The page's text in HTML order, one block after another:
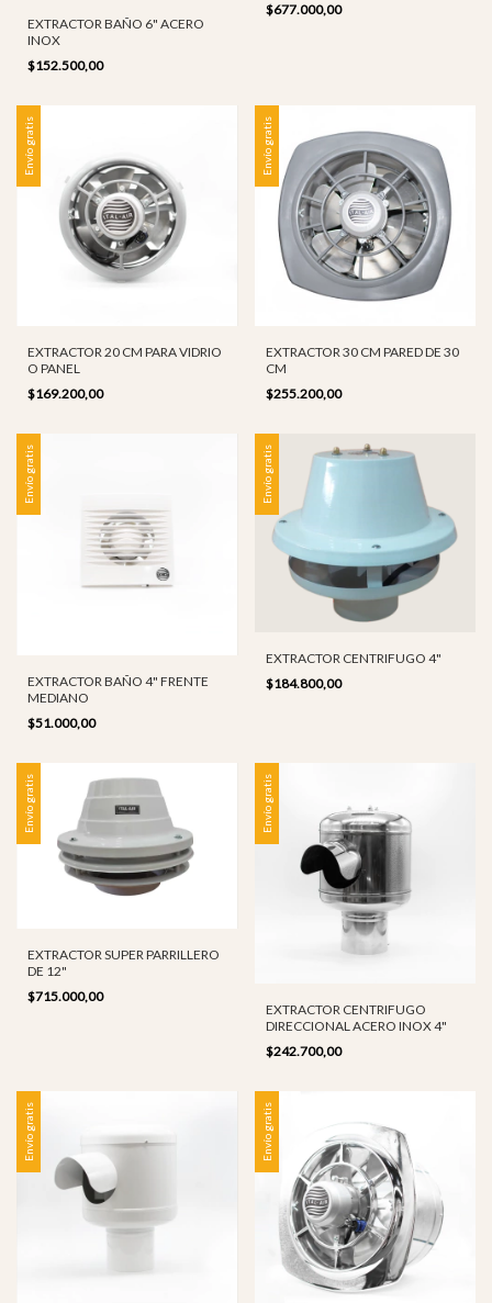
EXTRACTOR BAÑO 6" ACERO
INOX
$152.500,00
$677.000,00
Envío gratis
EXTRACTOR 20 CM PARA VIDRIO
O PANEL
$169.200,00
Envío gratis
EXTRACTOR 30 CM PARED DE 30
CM
$255.200,00
Envío gratis
EXTRACTOR BAÑO 4" FRENTE
MEDIANO
$51.000,00
Envío gratis
EXTRACTOR CENTRIFUGO 4"
$184.800,00
Envío gratis
EXTRACTOR SUPER PARRILLERO
DE 12"
$715.000,00
Envío gratis
EXTRACTOR CENTRIFUGO
DIRECCIONAL ACERO INOX 4"
$242.700,00
Envío gratis Envío gratis